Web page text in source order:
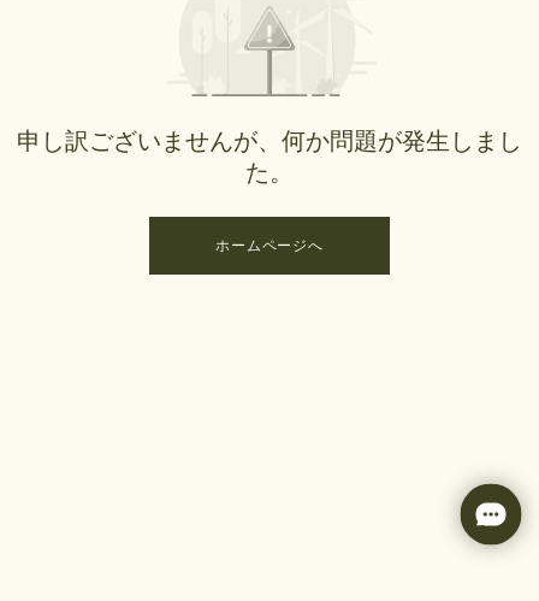
申し訳ございませんが、何か問題が発生しまし
た。
ホームページへ